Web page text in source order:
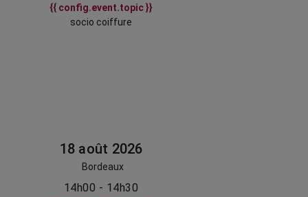
{{ config.event.topic }}
socio coiffure
18 août 2026
Bordeaux
14h00 - 14h30